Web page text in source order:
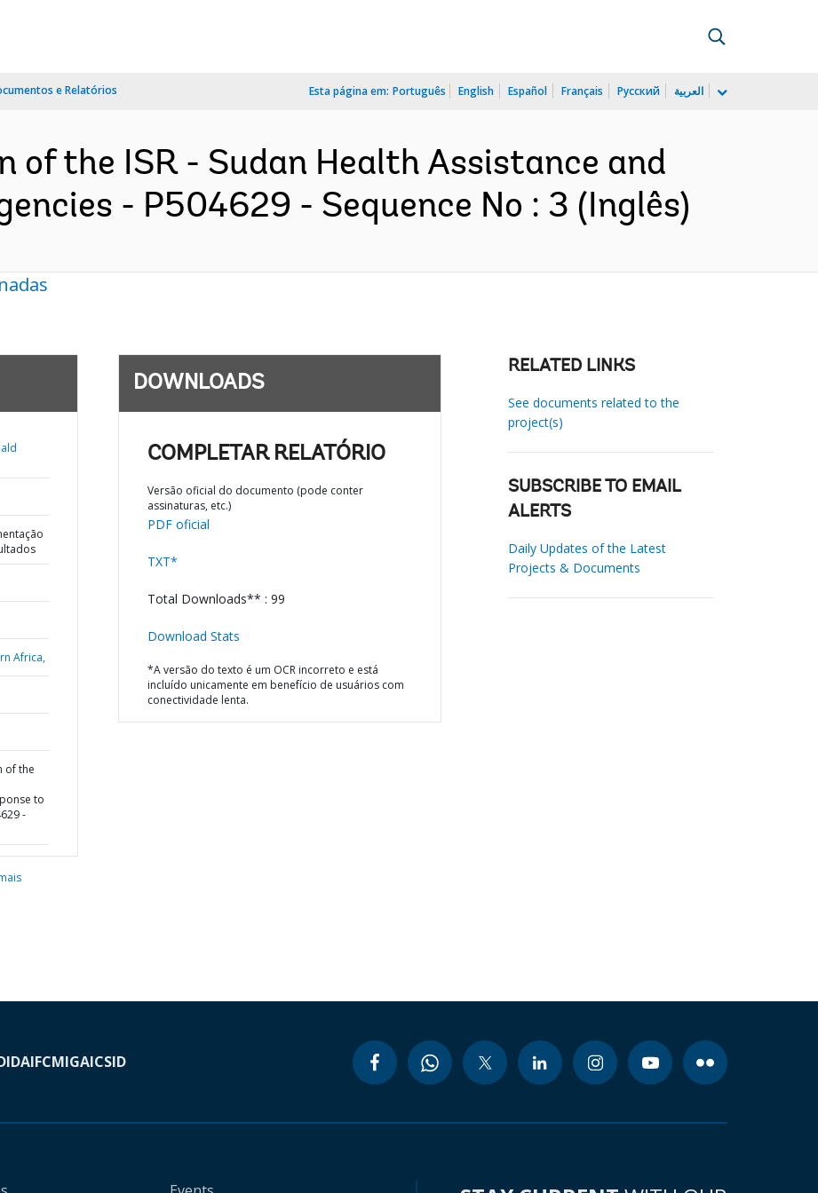
e Relatórios Esta página em: Português English Español Français Русский العربية
of the ISR - Sudan Health Assistance and
- P504629 - Sequence No : 3 (Inglês)
Africa,
of the
to
-
DOWNLOADS
COMPLETAR RELATÓRIO
Versão oficial do documento (pode conter
assinaturas, etc.)
PDF oficial
TXT*
Total Downloads** : 99
Download Stats
*A versão do texto é um OCR incorreto e está
incluído unicamente em benefício de usuários com
conectividade lenta.
RELATED LINKS
See documents related to the
project(s)
SUBSCRIBE TO EMAIL
ALERTS
Daily Updates of the Latest
Projects & Documents
IDAIFCMIGAICSID